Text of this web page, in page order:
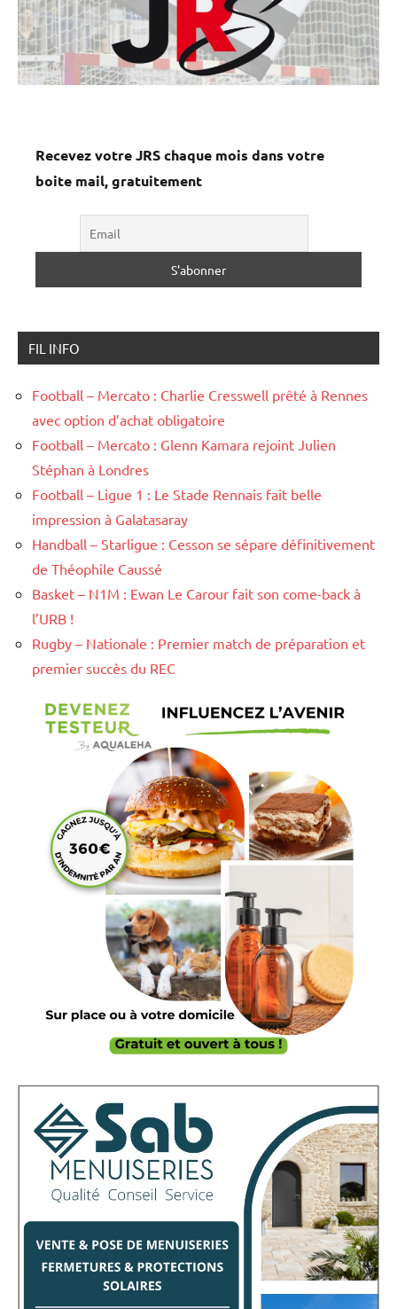
Recevez votre JRS chaque mois dans votre
boite mail, gratuitement
FIL INFO
Football – Mercato : Charlie Cresswell prêté à Rennes
avec option d’achat obligatoire
Football – Mercato : Glenn Kamara rejoint Julien
Stéphan à Londres
Football – Ligue 1 : Le Stade Rennais fait belle
impression à Galatasaray
Handball – Starligue : Cesson se sépare définitivement
de Théophile Caussé
Basket – N1M : Ewan Le Carour fait son come-back à
l’URB !
Rugby – Nationale : Premier match de préparation et
premier succès du REC